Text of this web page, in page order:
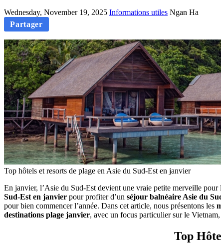
Wednesday, November 19, 2025 Informations utiles Ngan Ha
Partager
Top hôtels et resorts de plage en Asie du Sud-Est en janvier
En‎ janvier, l’Asie du‎ Sud-Est devient une‎ vraie petite merveille pour
Sud-Est en janvier pour profiter d’un séjour‎ balnéaire Asie‎ du
pour‎ bien commencer l’année. Dans cet article,‎ nous présentons les
destinations plage janvier,‎ avec un focus particulier‎ sur le
Top